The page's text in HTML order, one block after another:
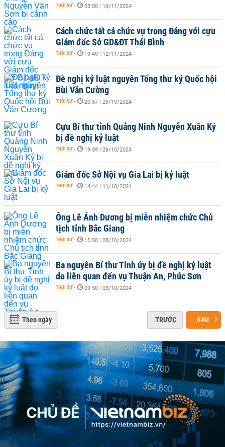
THỜI SỰ - 03:00 | 19/11/2024
Cách chức tất cả chức vụ trong Đảng với cựu
Giám đốc Sở GD&ĐT Thái Bình
THỜI SỰ - 19:49 | 12/11/2024
Đề nghị kỷ luật nguyên Tổng thư ký Quốc hội
Bùi Văn Cường
THỜI SỰ - 20:57 | 29/10/2024
Cựu Bí thư tỉnh Quảng Ninh Nguyễn Xuân Ký
bị đề nghị kỷ luật
THỜI SỰ - 19:59 | 29/10/2024
Giám đốc Sở Nội vụ Gia Lai bị kỷ luật
THỜI SỰ - 14:44 | 11/10/2024
Ông Lê Ánh Dương bị miễn nhiệm chức Chủ
tịch tỉnh Bắc Giang
THỜI SỰ - 15:58 | 08/10/2024
Ba nguyên Bí thư Tỉnh ủy bị đề nghị kỷ luật
do liên quan đến vụ Thuận An, Phúc Sơn
THỜI SỰ - 09:50 | 03/10/2024
Theo ngày TRƯỚC SAU